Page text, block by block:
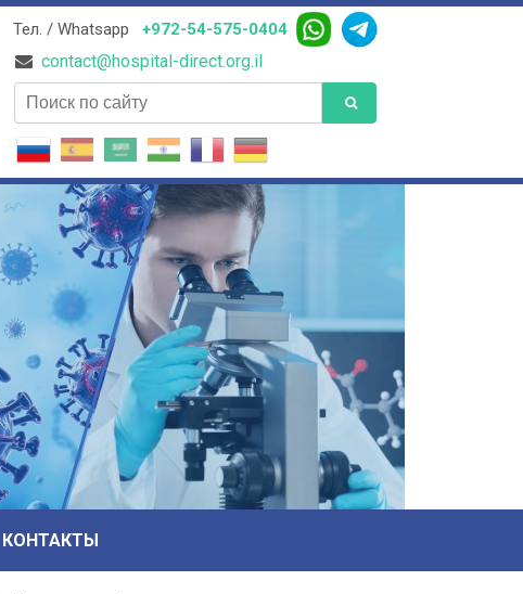
Тел. / Whatsapp +972-54-575-0404
contact@hospital-direct.org.il
поиск
КОНТАКТЫ